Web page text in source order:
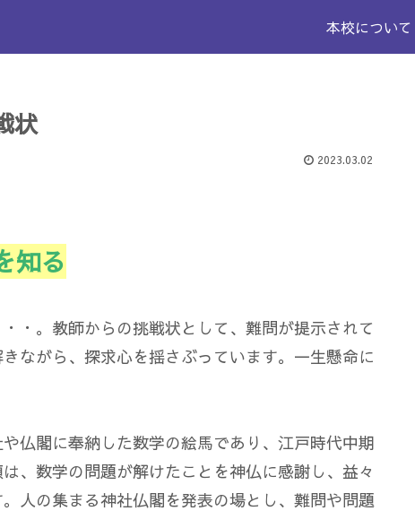
本校について
状
2023.03.02
知る
・。教師からの挑戦状として、難問が提示されて
ながら、探求心を揺さぶっています。一生懸命に
仏閣に奉納した数学の絵馬であり、江戸時代中期
、数学の問題が解けたことを神仏に感謝し、益々
人の集まる神社仏閣を発表の場とし、難問や問題